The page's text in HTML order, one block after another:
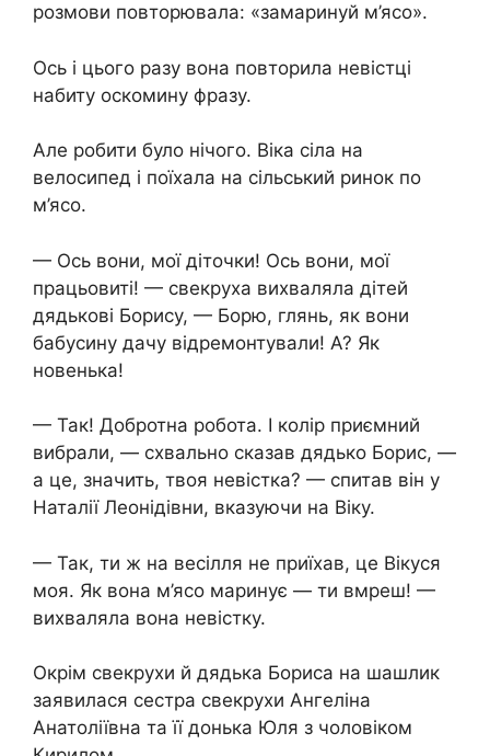
розмови повторювала: «замаринуй м’ясо».
Ось і цього разу вона повторила невістці
набиту оскомину фразу.
Але робити було нічого. Віка сіла на
велосипед і поїхала на сільський ринок по
м’ясо.
— Ось вони, мої діточки! Ось вони, мої
працьовиті! — свекруха вихваляла дітей
дядькові Борису, — Борю, глянь, як вони
бабусину дачу відремонтували! А? Як
новенька!
— Так! Добротна робота. І колір приємний
вибрали, — схвально сказав дядько Борис, —
а це, значить, твоя невістка? — спитав він у
Наталії Леонідівни, вказуючи на Віку.
— Так, ти ж на весілля не приїхав, це Вікуся
моя. Як вона м’ясо маринує — ти вмреш! —
вихваляла вона невістку.
Окрім свекрухи й дядька Бориса на шашлик
заявилася сестра свекрухи Ангеліна
Анатоліївна та її донька Юля з чоловіком